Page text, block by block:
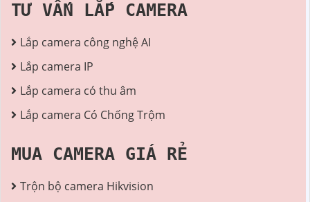
TƯ VẤN LẮP CAMERA
Lắp camera công nghệ AI
Lắp camera IP
Lắp camera có thu âm
Lắp camera Có Chống Trộm
MUA CAMERA GIÁ RẺ
Trộn bộ camera Hikvision